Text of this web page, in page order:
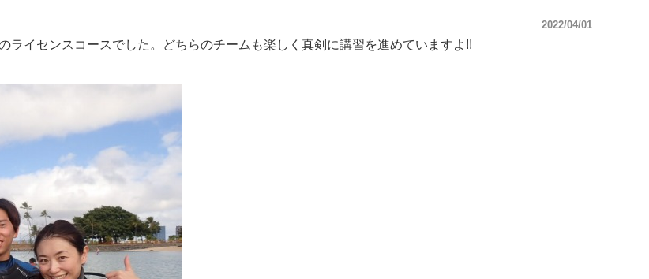
2022/04/01
ライセンスコースでした。どちらのチームも楽しく真剣に講習を進めていますよ!!